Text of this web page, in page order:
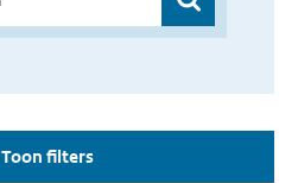
Toon filters